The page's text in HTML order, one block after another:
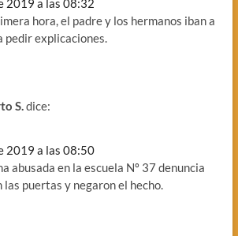
2019 a las 08:32
hora, el padre y los hermanos iban a
pedir explicaciones.
S.dice:
2019 a las 08:50
abusada en la escuela Nº 37 denuncia
las puertas y negaron el hecho.